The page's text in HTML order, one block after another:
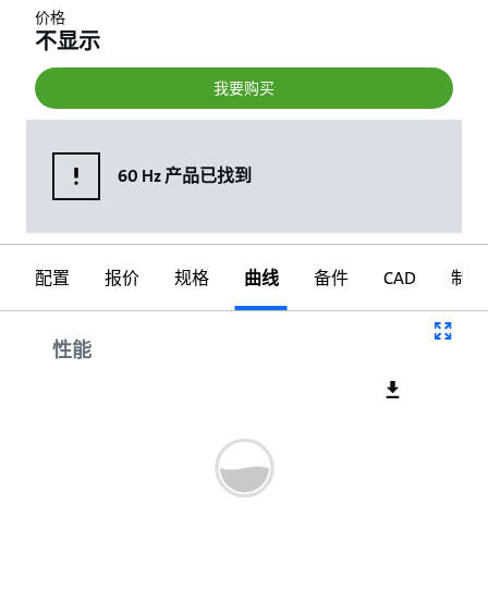
价格
不显示
我要购买
60 Hz 产品已找到
配置 报价 规格 曲线 备件 CAD 制图
性能